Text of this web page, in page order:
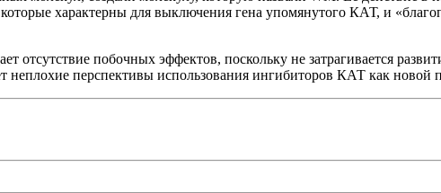
характерны для выключения гена упомянутого КАТ, и
побочных эффектов, поскольку не затрагивается
перспективы использования ингибиторов КАТ как новой